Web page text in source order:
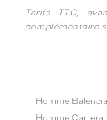
Tarifs TTC,
complémentaire
Homme
Homme Carrera